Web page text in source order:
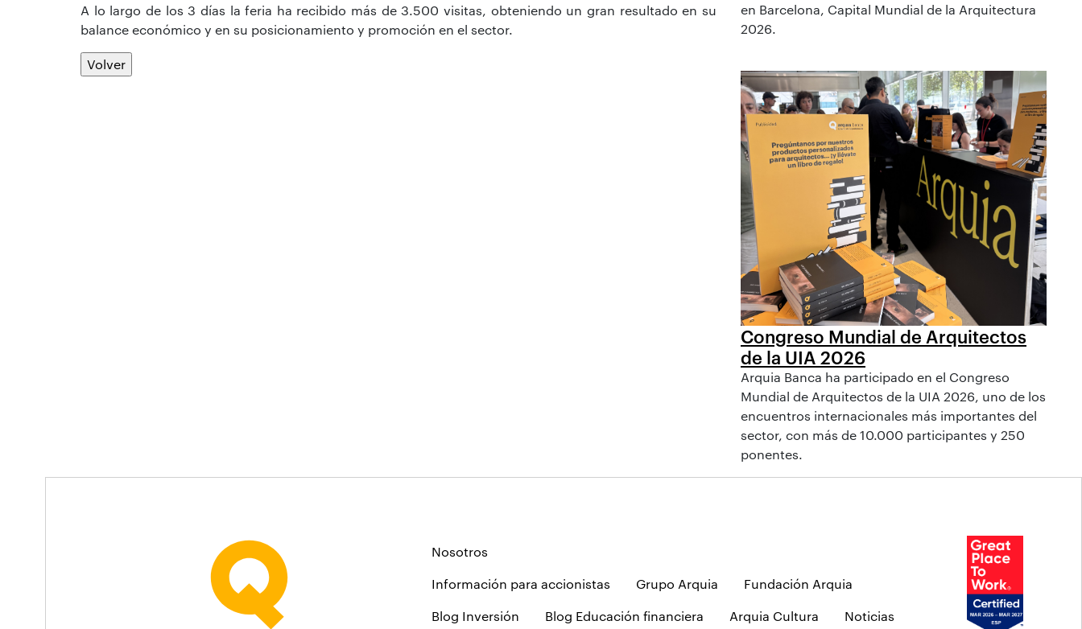
A lo largo de los 3 días la feria ha recibido más de 3.500 visitas, obteniendo un gran resultado en su
balance económico y en su posicionamiento y promoción en el sector.
Volver
en Barcelona, Capital Mundial de la Arquitectura
2026.
Congreso Mundial de Arquitectos
de la UIA 2026
Arquia Banca ha participado en el Congreso
Mundial de Arquitectos de la UIA 2026, uno de los
encuentros internacionales más importantes del
sector, con más de 10.000 participantes y 250
ponentes.
Nosotros
Información para accionistas Grupo Arquia Fundación Arquia
Blog Inversión Blog Educación financiera Arquia Cultura Noticias